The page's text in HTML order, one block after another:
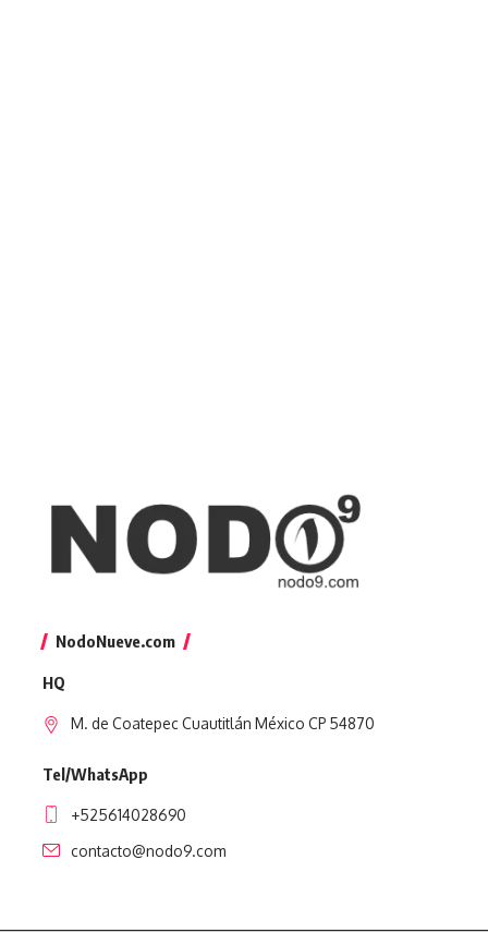
NodoNueve.com
HQ
M. de Coatepec Cuautitlán México CP 54870
Tel/WhatsApp
+525614028690
contacto@nodo9.com